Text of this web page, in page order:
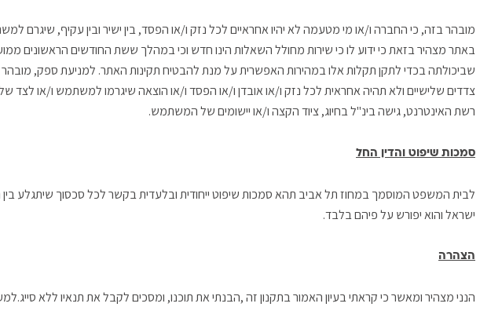
מובהר בזה, כי החברה ו/או מי מטעמה לא יהיו אחראיים לכל נזק ו/או הפסד, בין ישיר ובין עקיף,
באתר מצהיר בזאת כי ידוע לו כי שירות מחולל השאלות הינו חדש וכי במהלך ששת החודשים הראשונים
שביכולתה בכדי לתקן תקלות אלו במהירות האפשרית על מנת להבטיח תקינות האתר. למניעת ספק,
צדדים שלישיים ולא תהיה אחראית לכל נזק ו/או אובדן ו/או הפסד ו/או הוצאה שיגרמו למשתמש ו/או
רשת האינטרנט, גישה בינ"ל בחיוג, ציוד הקצה ו/או יישומים של המשתמש.
סמכות שיפוט והדין החל
לבית המשפט המוסמך במחוז תל אביב תהא סמכות שיפוט ייחודית ובלעדית בקשר לכל סכסוך שיתגלע בין
ישראל והוא יפורש על פיהם בלבד.
הצהרה
הנני מצהיר ומאשר כי קראתי בעיון האמור בתקנון זה ,הבנתי את תוכנו, ומסכים לקבל את תנאיו ללא